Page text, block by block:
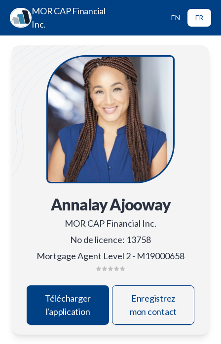
MOR CAP Financial
Inc.
EN FR
Annalay Ajooway
MOR CAP Financial Inc.
No de licence: 13758
Mortgage Agent Level 2 - M19000658
Télécharger
l'application
Enregistrez
mon contact